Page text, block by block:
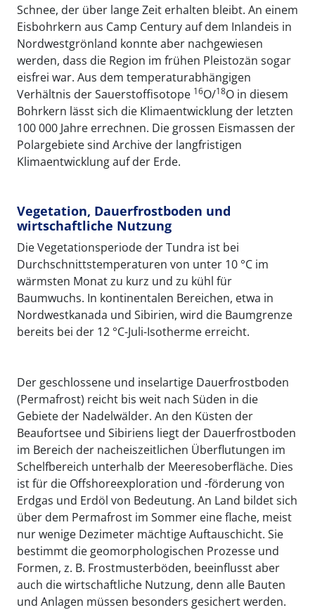
Schnee, der über lange Zeit erhalten bleibt. An einem
Eisbohrkern aus Camp Century auf dem Inlandeis in
Nordwestgrönland konnte aber nachgewiesen
werden, dass die Region im frühen Pleistozän sogar
eisfrei war. Aus dem temperaturabhängigen
Verhältnis der Sauerstoffisotope 16O/18O in diesem
Bohrkern lässt sich die Klimaentwicklung der letzten
100 000 Jahre errechnen. Die grossen Eismassen der
Polargebiete sind Archive der langfristigen
Klimaentwicklung auf der Erde.
Vegetation, Dauerfrostboden und
wirtschaftliche Nutzung
Die Vegetationsperiode der Tundra ist bei
Durchschnittstemperaturen von unter 10 °C im
wärmsten Monat zu kurz und zu kühl für
Baumwuchs. In kontinentalen Bereichen, etwa in
Nordwestkanada und Sibirien, wird die Baumgrenze
bereits bei der 12 °C-Juli-Isotherme erreicht.
Der geschlossene und inselartige Dauerfrostboden
(Permafrost) reicht bis weit nach Süden in die
Gebiete der Nadelwälder. An den Küsten der
Beaufortsee und Sibiriens liegt der Dauerfrostboden
im Bereich der nacheiszeitlichen Überflutungen im
Schelfbereich unterhalb der Meeresoberfläche. Dies
ist für die Offshoreexploration und -förderung von
Erdgas und Erdöl von Bedeutung. An Land bildet sich
über dem Permafrost im Sommer eine flache, meist
nur wenige Dezimeter mächtige Auftauschicht. Sie
bestimmt die geomorphologischen Prozesse und
Formen, z. B. Frostmusterböden, beeinflusst aber
auch die wirtschaftliche Nutzung, denn alle Bauten
und Anlagen müssen besonders gesichert werden.